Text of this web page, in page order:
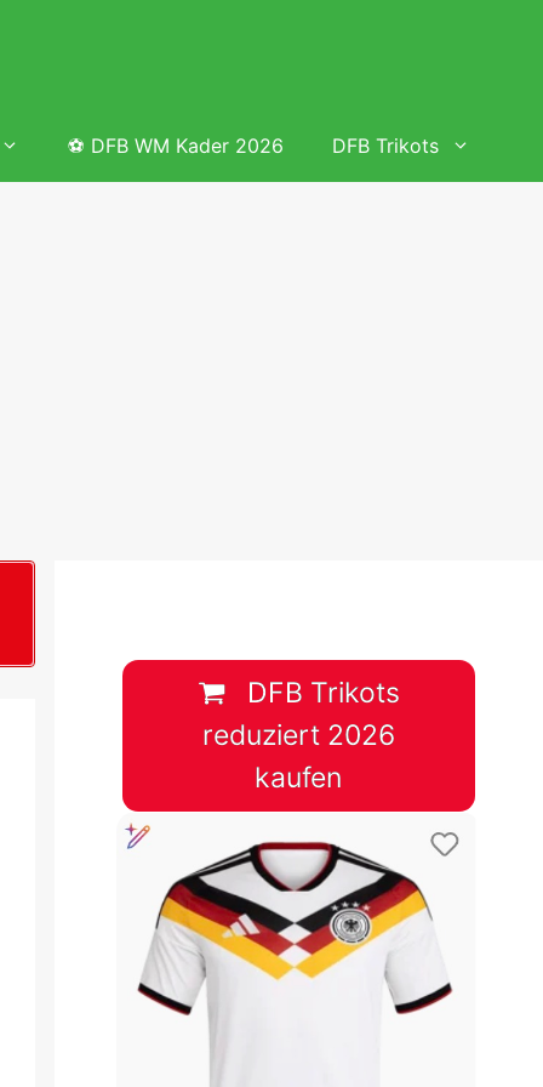
&
&
Tabelle
⚽ DFB WM Kader 2026 DFB Trikots
DFB Trikots
reduziert 2026
kaufen